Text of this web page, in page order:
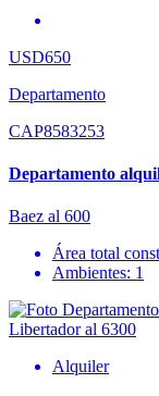
USD650
Departamento
CAP8583253
Departamento
Baez al 600
Área total
Ambientes: 1
Alquiler